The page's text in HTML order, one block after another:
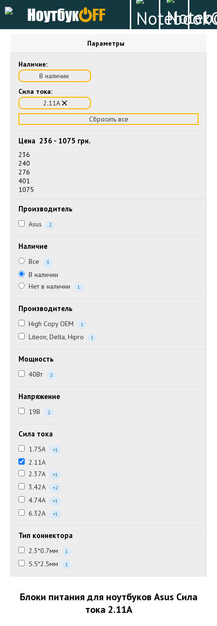
Параметры
Наличие:
В наличии
Сила тока:
2.11А
Сбросить все
Цена 236 - 1075 грн.
236
240
276
401
1075
Производитель
Asus 2
Наличие
Все 3
В наличии
Нет в наличии
1
Производитель
High Copy OEM 1
Liteon, Delta, Hipro 1
Мощность
40Вт 2
Напряжение
19В 2
Сила тока
1.75А +1
2.11А
2.37А
+1
3.42А +2
4.74А +1
6.32А +1
Тип коннектора
2.3*0.7мм 1
5.5*2.5мм 1
Блоки питания для ноутбуков Asus Сила
тока 2.11А